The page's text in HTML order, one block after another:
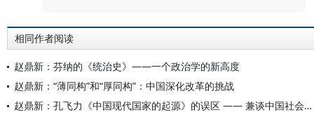
相同作者阅读
赵鼎新：芬纳的《统治史》——一个政治学的新高度
赵鼎新：“薄同构”和“厚同构”：中国深化改革的挑战
赵鼎新：孔飞力《中国现代国家的起源》的误区 —— 兼谈中国社会科学的困境